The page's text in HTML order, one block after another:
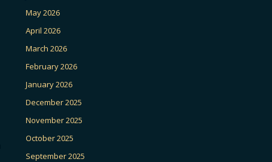
May 2026
April 2026
March 2026
February 2026
January 2026
December 2025
November 2025
October 2025
September 2025